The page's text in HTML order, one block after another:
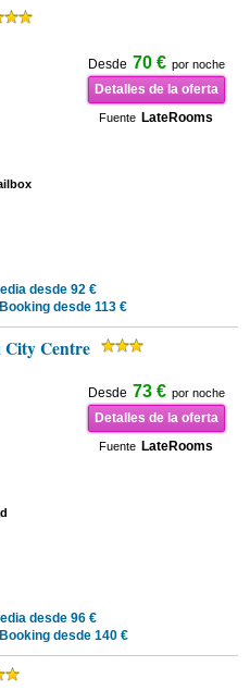
Desde 70 € por noche
Detalles de la oferta
Fuente LateRooms
desde 92 €
Booking desde 113 €
City Centre
Desde 73 € por noche
Detalles de la oferta
Fuente LateRooms
desde 96 €
Booking desde 140 €